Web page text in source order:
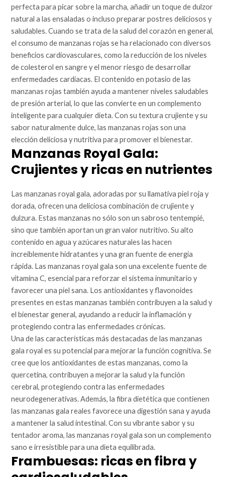
perfecta para picar sobre la marcha, añadir un toque de dulzor
natural a las ensaladas o incluso preparar postres deliciosos y
saludables. Cuando se trata de la salud del corazón en general,
el consumo de manzanas rojas se ha relacionado con diversos
beneficios cardiovasculares, como la reducción de los niveles
de colesterol en sangre y el menor riesgo de desarrollar
enfermedades cardíacas. El contenido en potasio de las
manzanas rojas también ayuda a mantener niveles saludables
de presión arterial, lo que las convierte en un complemento
inteligente para cualquier dieta. Con su textura crujiente y su
sabor naturalmente dulce, las manzanas rojas son una
elección deliciosa y nutritiva para promover el bienestar.
Manzanas Royal Gala:
Crujientes y ricas en nutrientes
Las manzanas royal gala, adoradas por su llamativa piel roja y
dorada, ofrecen una deliciosa combinación de crujiente y
dulzura. Estas manzanas no sólo son un sabroso tentempié,
sino que también aportan un gran valor nutritivo. Su alto
contenido en agua y azúcares naturales las hacen
increíblemente hidratantes y una gran fuente de energía
rápida. Las manzanas royal gala son una excelente fuente de
vitamina C, esencial para reforzar el sistema inmunitario y
favorecer una piel sana. Los antioxidantes y flavonoides
presentes en estas manzanas también contribuyen a la salud y
el bienestar general, ayudando a reducir la inflamación y
protegiendo contra las enfermedades crónicas.
Una de las características más destacadas de las manzanas
gala royal es su potencial para mejorar la función cognitiva. Se
cree que los antioxidantes de estas manzanas, como la
quercetina, contribuyen a mejorar la salud y la función
cerebral, protegiendo contra las enfermedades
neurodegenerativas. Además, la fibra dietética que contienen
las manzanas gala reales favorece una digestión sana y ayuda
a mantener la salud intestinal. Con su vibrante sabor y su
tentador aroma, las manzanas royal gala son un complemento
sano e irresistible para una dieta equilibrada.
Frambuesas: ricas en fibra y